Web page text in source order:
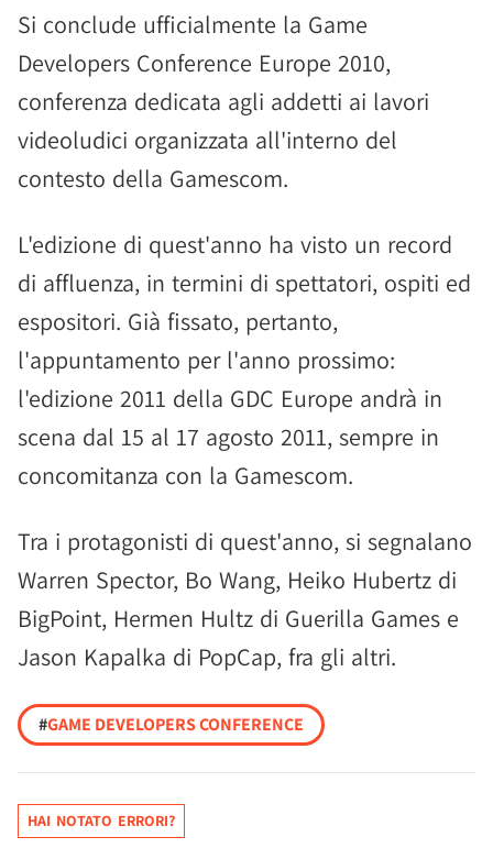
Si conclude ufficialmente la Game
Developers Conference Europe 2010,
conferenza dedicata agli addetti ai lavori
videoludici organizzata all'interno del
contesto della Gamescom.
L'edizione di quest'anno ha visto un record
di affluenza, in termini di spettatori, ospiti ed
espositori. Già fissato, pertanto,
l'appuntamento per l'anno prossimo:
l'edizione 2011 della GDC Europe andrà in
scena dal 15 al 17 agosto 2011, sempre in
concomitanza con la Gamescom.
Tra i protagonisti di quest'anno, si segnalano
Warren Spector, Bo Wang, Heiko Hubertz di
BigPoint, Hermen Hultz di Guerilla Games e
Jason Kapalka di PopCap, fra gli altri.
#GAME DEVELOPERS CONFERENCE
HAI NOTATO ERRORI?